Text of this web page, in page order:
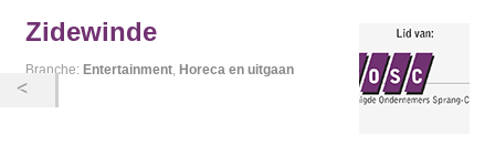
Zidewinde
Branche: Entertainment, Horeca en uitgaan